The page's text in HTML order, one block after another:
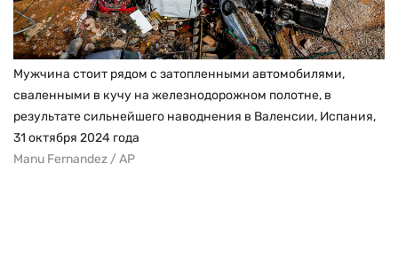
Мужчина стоит рядом с затопленными автомобилями,
сваленными в кучу на железнодорожном полотне, в
результате сильнейшего наводнения в Валенсии, Испания,
31 октября 2024 года
Manu Fernandez / AP